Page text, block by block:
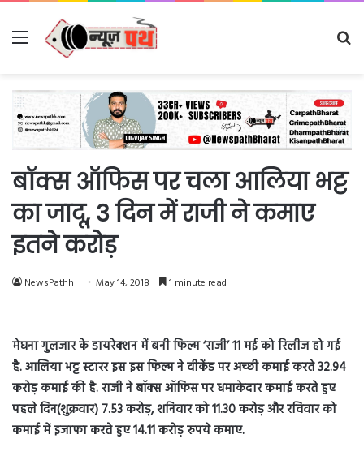
Menu
बॉक्स ऑफिस पर चला आलिया भट्ट
का जादू, 3 दिन में राजी ने कमाए
इतने करोड़
NewsPathh May 14, 2018 1 minute read
मेघना गुलजार के डायरेक्शन में बनी फिल्म ‘राजी’ 11 मई को रिलीज हो गई
है. आलिया भट्ट स्टारर इस इस फिल्म ने वीकेंड पर अच्छी कमाई करते 32.94
करोड़ कमाई की है. राजी ने बॉक्स ऑफिस पर धमाकेदार कमाई करते हुए
पहले दिन(शुक्रवार) 7.53 करोड़, शनिवार को 11.30 करोड़ और रविवार को
कमाई में इजाफा करते हुए 14.11 करोड़ रुपये कमाए.